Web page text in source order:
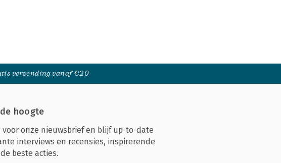
verzending vanaf €20
hoogte
voor onze nieuwsbrief en blijf up-to-date
interviews en recensies, inspirerende
beste acties.